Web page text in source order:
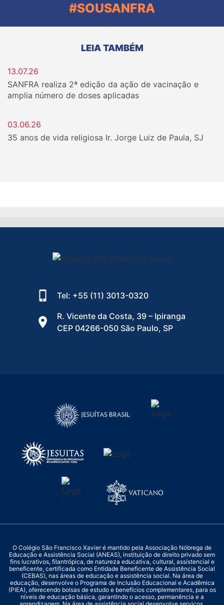
#SOUSANFRA
LEIA TAMBÉM
13.07.26
SANFRA realiza 2ª edição da ação de vacinação e
amplia número de doses aplicadas
03.06.26
35 anos de vida religiosa Ir. Jorge Luiz de Paula, SJ
Tel: +55 (11) 3013-0320
R. Vicente da Costa, 39 – Ipiranga
CEP 04266-050 São Paulo, SP
O Colégio São Francisco Xavier é mantido pela Associação Nóbrega de
Educação e Assistência Social (ANEAS), instituição de direito privado sem
fins lucrativos, filantrópica, de natureza educativa, cultural, assistencial e
beneficente, certificada como Entidade Beneficente de Assistência Social
(CEBAS), nas áreas de educação e assistência social. Na área de
educação, desenvolve o Programa de Inclusão Educacional e Acadêmica
(PIEA), oferecendo bolsas de estudo e benefícios complementares, para os
níveis de educação básica, garantindo o acesso, permanência e a